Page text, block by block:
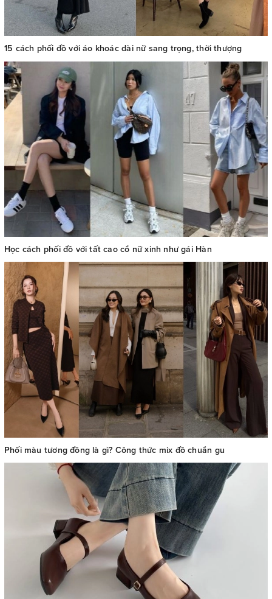
15 cách phối đồ với áo khoác dài nữ sang trọng, thời thượng
Học cách phối đồ với tất cao cổ nữ xinh như gái Hàn
Phối màu tương đồng là gì? Công thức mix đồ chuẩn gu